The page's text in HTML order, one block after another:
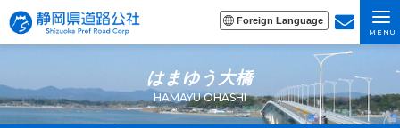
Foreign Language
MENU
はまゆう大橋
HAMAYU OHASHI